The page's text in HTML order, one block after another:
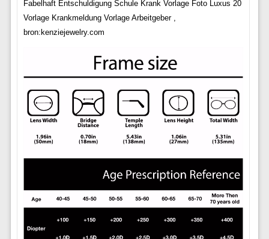
Fabelhaft Entschuldigung Schule Krank Vorlage Foto Luxus 20
Vorlage Krankmeldung Vorlage Arbeitgeber ,
bron:kenziejewelry.com